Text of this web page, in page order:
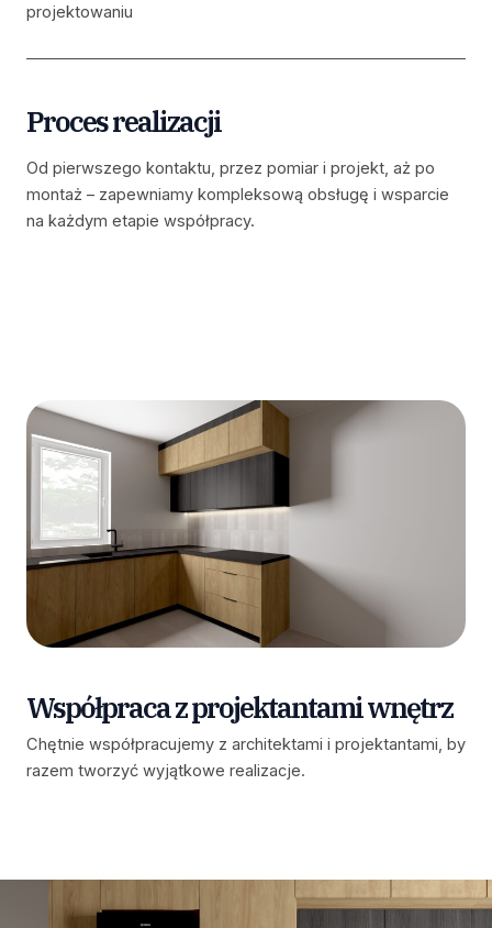
projektowaniu
Proces realizacji
Od pierwszego kontaktu, przez pomiar i projekt, aż po
montaż – zapewniamy kompleksową obsługę i wsparcie
na każdym etapie współpracy.
Współpraca z projektantami wnętrz
Chętnie współpracujemy z architektami i projektantami, by
razem tworzyć wyjątkowe realizacje.